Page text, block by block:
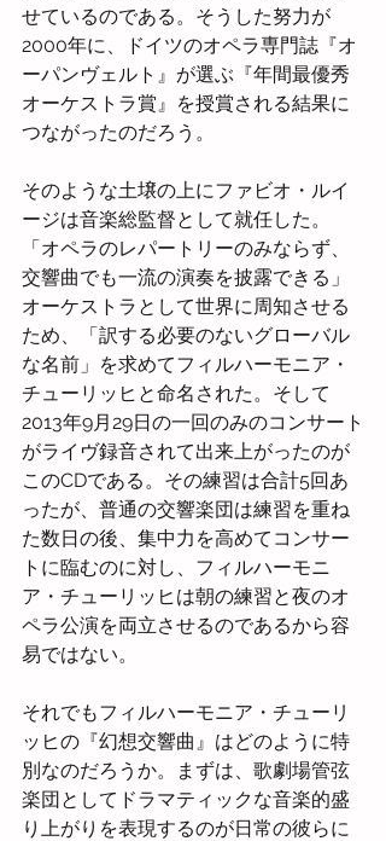
せているのである。そうした努力が
2000年に、ドイツのオペラ専門誌『オ
ーパンヴェルト』が選ぶ『年間最優秀
オーケストラ賞』を授賞される結果に
つながったのだろう。
そのような土壌の上にファビオ・ルイ
ージは音楽総監督として就任した。
「オペラのレパートリーのみならず、
交響曲でも一流の演奏を披露できる」
オーケストラとして世界に周知させる
ため、「訳する必要のないグローバル
な名前」を求めてフィルハーモニア・
チューリッヒと命名された。そして
2013年9月29日の一回のみのコンサート
がライヴ録音されて出来上がったのが
このCDである。その練習は合計5回あ
ったが、普通の交響楽団は練習を重ね
た数日の後、集中力を高めてコンサー
トに臨むのに対し、フィルハーモニ
ア・チューリッヒは朝の練習と夜のオ
ペラ公演を両立させるのであるから容
易ではない。
それでもフィルハーモニア・チューリ
ッヒの『幻想交響曲』はどのように特
別なのだろうか。まずは、歌劇場管弦
楽団としてドラマティックな音楽的盛
り上がりを表現するのが日常の彼らに